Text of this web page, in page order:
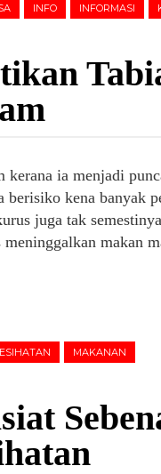
INFO INFORMASI
ia menjadi
kena banyak
juga tak
makan
MAKANAN